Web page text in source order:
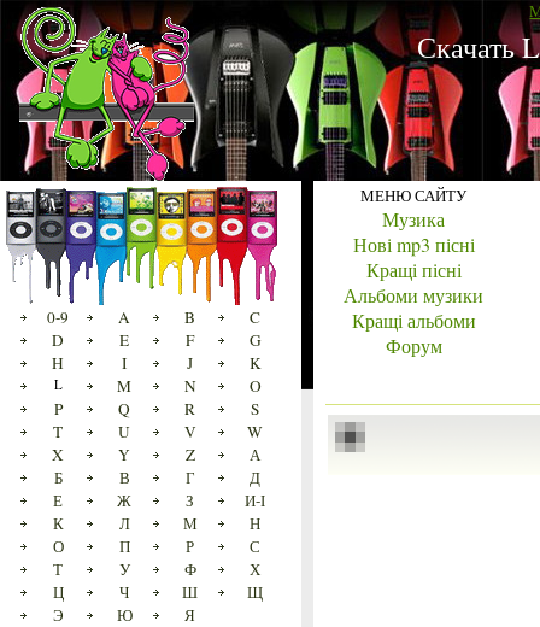
Скачать
0-9 A B
C
D
E F
G
H
I J K
L M N
O
P
Q R
S
T
U V
W
X
Y Z
А
Б
В Г
Д
Е
Ж З
И-І
К
Л М
Н
О
П Р
С
Т
У Ф
Х
Ц
Ч Ш
Щ
Э
Ю Я
МЕНЮ САЙТУ
Музика
Нові mp3 пісні
Кращі пісні
Альбоми музики
Кращі альбоми
Форум